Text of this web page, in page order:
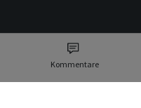
Kommentare